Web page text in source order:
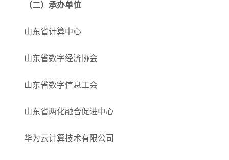
（二）承办单位
山东省计算中心
山东省数字经济协会
山东省数字信息工会
山东省两化融合促进中心
华为云计算技术有限公司